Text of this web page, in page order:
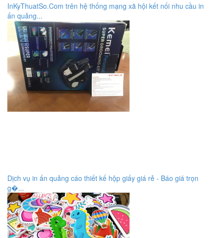
InKyThuatSo.Com trên hệ thống mạng xã hội kết nối nhu cầu in
ấn quảng...
Dịch vụ in ấn quảng cáo thiết kế hộp giấy giá rẻ - Báo giá trọn
g�...